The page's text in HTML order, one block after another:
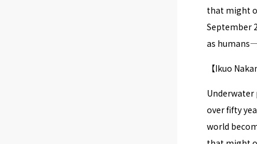
that might
September
as
【Ikuo
Underwater
over fifty
world